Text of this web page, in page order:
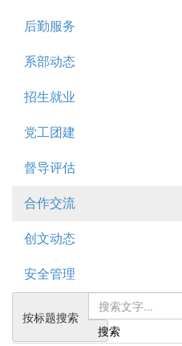
后勤服务
系部动态
招生就业
党工团建
督导评估
合作交流
创文动态
安全管理
按标题搜索
搜索